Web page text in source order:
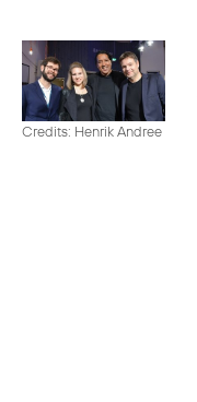
Credits: Henrik Andree